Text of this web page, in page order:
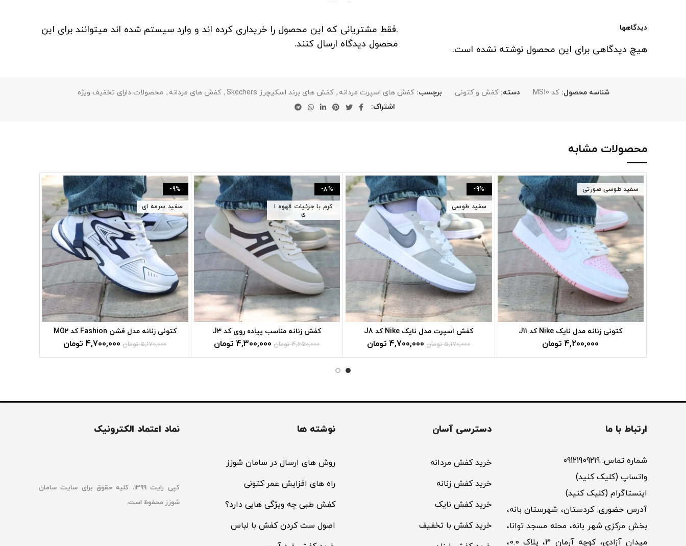
دیدگاهها
هیچ دیدگاهی برای این محصول نوشته نشده است.
.فقط مشتریانی که این محصول را خریداری کرده اند و وارد سیستم شده اند میتوانند برای این
محصول دیدگاه ارسال کنند.
شناسه محصول:کد MS10 دسته:کفش و کتونی برچسب:کفش های اسپرت مردانه , کفش های برند اسکیچرز Skechers , کفش های مردانه , محصولات دارای تخفیف ویژه
اشتراک
محصولات مشابه
سفید طوسی صورتی
کتونی زنانه مدل نایک Nike کد J11
تومان
-9%
سفید طوسی
کفش اسپرت مدل نایک Nike کد J8
5,170,000 تومان 4,700,000 تومان
-8%
کرم با جزئیات قهوه ا
ی
کفش زنانه مناسب پیاده روی کد J3
4,650,000 تومان 4,300,000 تومان
-9%
سفید سرمه ای
کتونی زنانه مدل فشن Fashion کد MO2
5,170,000 تومان 4,700,000 تومان
ارتباط با ما
شماره تماس: 09121909219
واتساپ (کلیک کنید)
اینستاگرام (کلیک کنید)
آدرس حضوری: کردستان، شهرستان بانه،
بخش مرکزی شهر بانه، محله مسجد توانا،
میدان آزادی، کوچه آرمان 3، پلاک 0.0،
دسترسی آسان
خرید کفش مردانه
خرید کفش زنانه
خرید کفش نایک
خرید کفش با تخفیف
نوشته ها
روش های ارسال در سامان شوزز
راه های افزایش عمر کتونی
کفش طبی چه ویژگی هایی دارد؟
اصول ست کردن کفش با لباس
نماد اعتماد الکترونیک
کپی رایت 1399، کلیه حقوق برای سایت سامان
شوزز محفوظ است.